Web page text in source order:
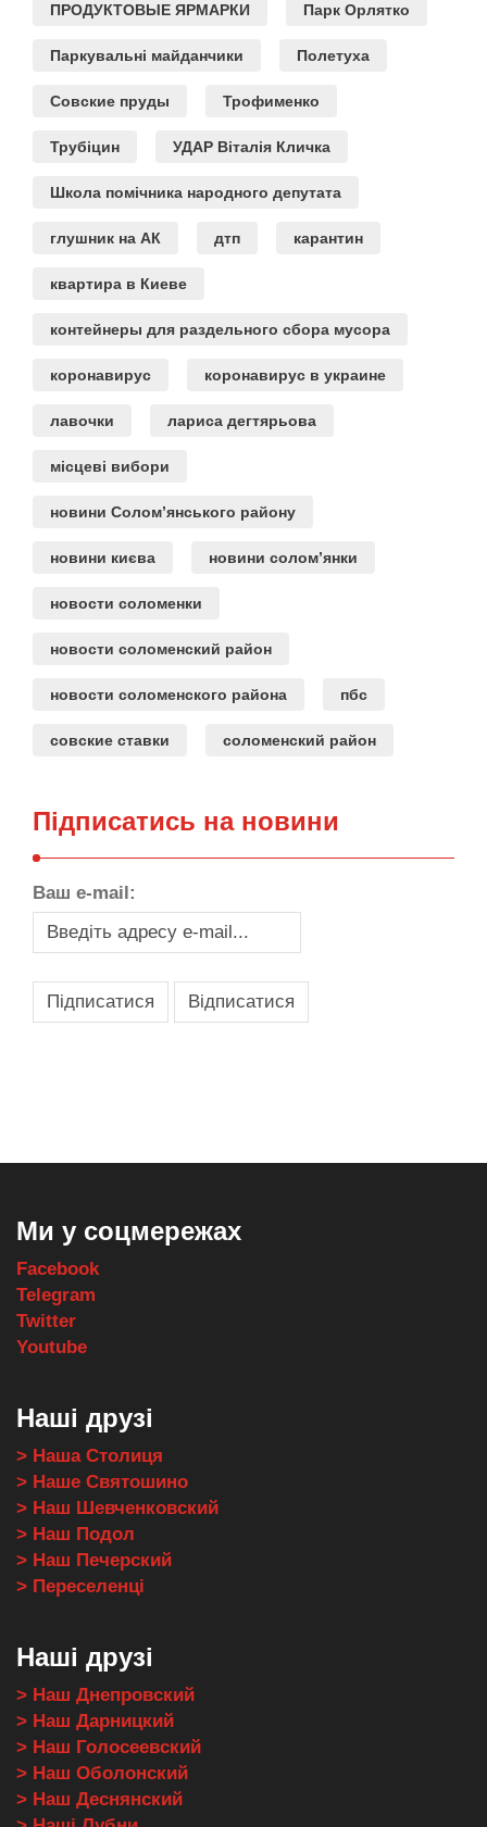
ПРОДУКТОВЫЕ ЯРМАРКИ Парк Орлятко
Паркувальні майданчики Полетуха
Совские пруды Трофименко
Трубіцин УДАР Віталія Кличка
Школа помічника народного депутата
глушник на АК дтп карантин
квартира в Киеве
контейнеры для раздельного сбора мусора
коронавирус коронавирус в украине
лавочки лариса дегтярьова
місцеві вибори
новини Солом’янського району
новини києва новини солом’янки
новости соломенки
новости соломенский район
новости соломенского района пбс
совские ставки соломенский район
Підписатись на новини
Ваш e-mail:
Ми у соцмережах
Facebook
Telegram
Twitter
Youtube
Наші друзі
> Наша Столиця
> Наше Святошино
> Наш Шевченковский
> Наш Подол
> Наш Печерский
> Переселенці
Наші друзі
> Наш Днепровский
> Наш Дарницкий
> Наш Голосеевский
> Наш Оболонский
> Наш Деснянский